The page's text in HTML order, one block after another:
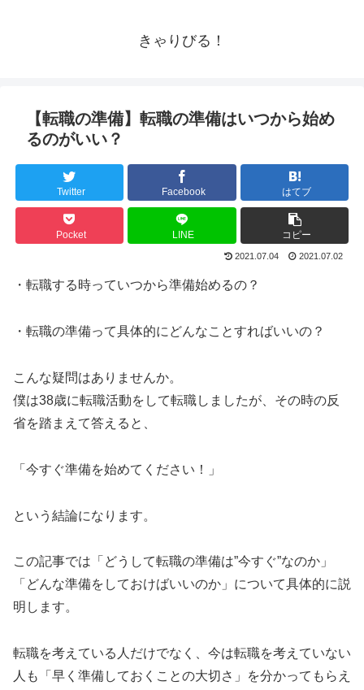
きゃりびる！
【転職の準備】転職の準備はいつから始め
るのがいい？
Twitter Facebook はてブ
Pocket LINE コピー
2021.07.04 2021.07.02
・転職する時っていつから準備始めるの？
・転職の準備って具体的にどんなことすればいいの？
こんな疑問はありませんか。
僕は38歳に転職活動をして転職しましたが、その時の反
省を踏まえて答えると、
「今すぐ準備を始めてください！」
という結論になります。
この記事では「どうして転職の準備は”今すぐ”なのか」
「どんな準備をしておけばいいのか」について具体的に説
明します。
転職を考えている人だけでなく、今は転職を考えていない
人も「早く準備しておくことの大切さ」を分かってもらえ